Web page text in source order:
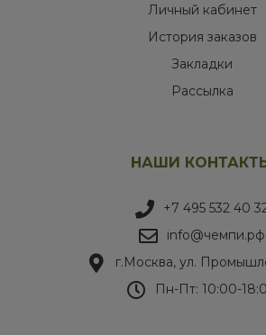
Личный кабинет
История заказов
Закладки
Рассылка
НАШИ
+7 495 532 40
info@чемпи.рф
г.Москва, ул.
Пн-Пт: 10:00-